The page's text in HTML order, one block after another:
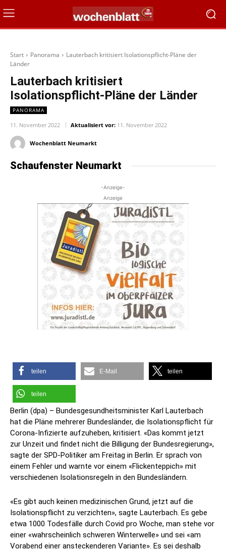
Start Panorama
Lauterbach kritisiert Isolationspflicht-Pläne der
Länder
Lauterbach kritisiert
Isolationspflicht-Pläne der Länder
PANORAMA
11. November 2022 Aktualisiert vor: 11. November 2022
Wochenblatt Neumarkt
Schaufenster Neumarkt
-Anzeige-
Anzeige
teilen E-Mail teilen
teilen
Berlin (dpa) – Bundesgesundheitsminister Karl Lauterbach
hat die Pläne mehrerer Bundesländer, die Isolationspflicht für
Corona-Infizierte aufzuheben, kritisiert. «Das kommt jetzt
zur Unzeit und findet nicht die Billigung der Bundesregierung»,
sagte der SPD-Politiker am Freitag in Berlin. Er sprach von
einem Fehler und warnte vor einem «Flickenteppich» mit
verschiedenen Isolationsregeln in den Bundesländern.
«Es gibt auch keinen medizinischen Grund, jetzt auf die
Isolationspflicht zu verzichten», sagte Lauterbach. Es gebe
etwa 1000 Todesfälle durch Covid pro Woche, man stehe vor
einer «wahrscheinlich schweren Winterwelle» und sei «am
Vorabend einer ansteckenderen Variante». Es sei deshalb